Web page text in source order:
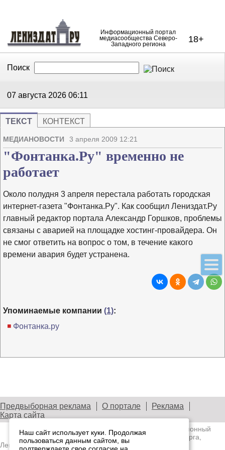
Информационный портал
медиасообщества Северо-
Западного региона
18+
Поиск
07 августа 2026 06:11
ТЕКСТ КОНТЕКСТ
МЕДИАНОВОСТИ 3 апреля 2009 12:21
"Фонтанка.Ру" временно не
работает
Около полудня 3 апреля перестала работать городская
интернет-газета "Фонтанка.Ру". Как сообщил Лениздат.Ру
главный редактор портала Александр Горшков, проблемы
связаны с аварией на площадке хостинг-провайдера. Он
не смог ответить на вопрос о том, в течение какого
времени авария будет устранена.
Упоминаемые компании (1):
Фонтанка.ру
Предвыборная реклама О портале
Реклама
Карта сайта
Лениздат.Ру
— информационный
портал медиасообщества Санкт-Петербурга,
Ленобласти и Северо-Западного региона.
Наш сайт использует куки. Продолжая
пользоваться данным сайтом, вы